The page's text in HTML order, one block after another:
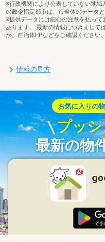
※行政機関により公表していない地
の政令指定都市は、市全体のデータ
※提供データには細心の注意を払っ
あります。 最新の情報につきまして
か、自治体HPなどをご確認ください。
情報の見方
お気に入りの
プッ
最新の物